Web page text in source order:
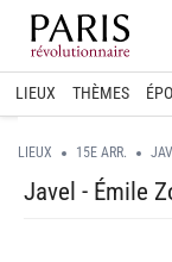
Home
LIEUX THÈMES
LIEUX 15E ARR.
Javel - Émile